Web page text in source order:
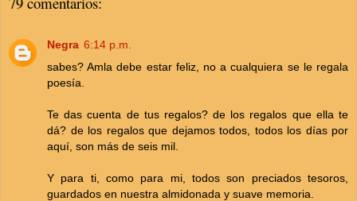
Negra 6:14 p.m.
sabes? Amla debe estar feliz, no a cualquiera se le regala
poesía.
Te das cuenta de tus regalos? de los regalos que ella te
dá? de los regalos que dejamos todos, todos los días por
aquí, son más de seis mil.
Y para ti, como para mi, todos son preciados tesoros,
guardados en nuestra almidonada y suave memoria.